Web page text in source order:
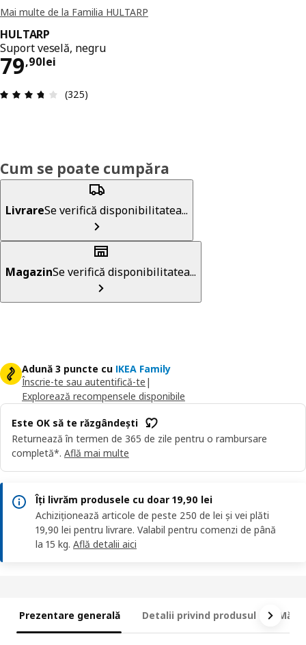
Mai multe de la Familia HULTARP
HULTARP
Suport veselă, negru
79,90lei
Preț 79,90lei
Prezentare generală: 3.7 din 5 stele Total
(325)
Cum se poate cumpăra
LivrareSe verifică disponibilitatea...
MagazinSe verifică disponibilitatea...
Adună 3 puncte cu IKEA Family
Înscrie-te sau autentifică-te |
Explorează recompensele disponibile
Este OK să te răzgândești
Returnează în termen de 365 de zile pentru o rambursare
completă*. Află mai multe
Îți livrăm produsele cu doar 19,90 lei
Achiziționează articole de peste 250 de lei și vei plăti
19,90 lei pentru livrare. Valabil pentru comenzi de până
la 15 kg. Află detalii aici
Prezentare generală Detalii privind produsul